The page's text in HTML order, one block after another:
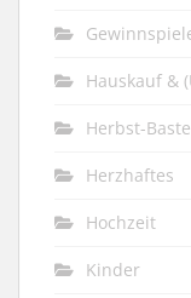
Hauskauf &
Herbst-
Herzhaftes
Hochzeit
Kinder